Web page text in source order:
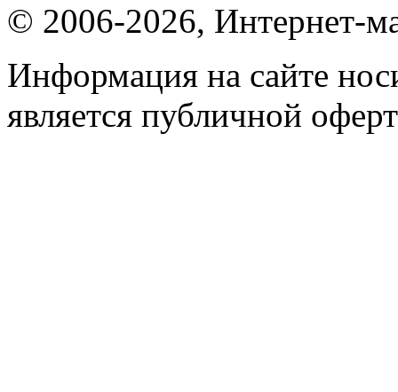
© 2006-2026, Интернет-
Информация на сайте
является публичной